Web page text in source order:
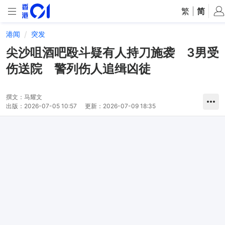
繁 简
港闻 突发
尖沙咀酒吧殴斗疑有人持刀施袭 3男受
伤送院 警列伤人追缉凶徒
撰文： 马耀文
出版： 2026-07-05 10:57 更新： 2026-07-09 18:35